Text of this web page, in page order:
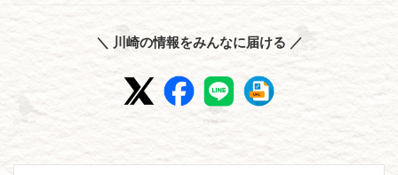
＼ 川崎の情報をみんなに届ける ／